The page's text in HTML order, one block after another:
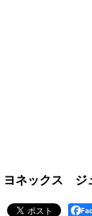
ヨネックス ジ